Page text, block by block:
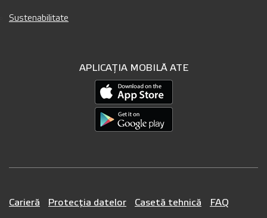
Sustenabilitate
APLICAȚIA MOBILĂ ATE
Carieră Protecția datelor Casetă tehnică FAQ